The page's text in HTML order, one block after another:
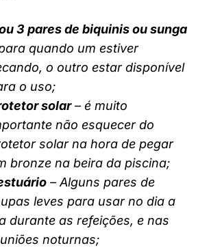
3 pares de biquinis ou sunga
quando um estiver
o outro estar disponível
o uso;
solar– é muito
não esquecer do
solar na hora de pegar
bronze na beira da piscina;
– Alguns pares de
leves para usar no dia a
durante as refeições, e nas
noturnas;